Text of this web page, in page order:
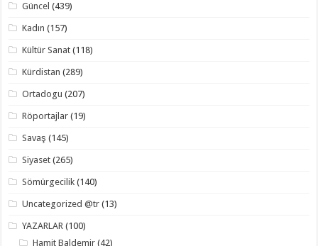
Güncel (439)
Kadın (157)
Kültür Sanat (118)
Kürdistan (289)
Ortadogu (207)
Röportajlar (19)
Savaş (145)
Siyaset (265)
Sömürgecilik (140)
Uncategorized @tr (13)
YAZARLAR (100)
Hamit Baldemir (42)